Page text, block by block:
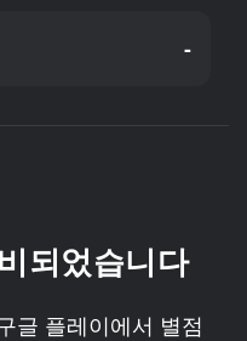
-
되었습니다
글 플레이에서 별점